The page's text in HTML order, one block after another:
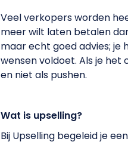
Veel verkopers worden
meer wilt laten betalen
maar echt goed advies; je
wensen voldoet. Als je
en niet als pushen.
Wat is upselling?
Bij Upselling begeleid je